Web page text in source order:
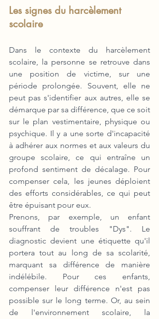
Les signes du harcèlement
scolaire
Dans le contexte du harcèlement
scolaire, la personne se retrouve dans
une position de victime, sur une
période prolongée. Souvent, elle ne
peut pas s'identifier aux autres, elle se
démarque par sa différence, que ce soit
sur le plan vestimentaire, physique ou
psychique. Il y a une sorte d'incapacité
à adhérer aux normes et aux valeurs du
groupe scolaire, ce qui entraîne un
profond sentiment de décalage. Pour
compenser cela, les jeunes déploient
des efforts considérables, ce qui peut
être épuisant pour eux.
Prenons, par exemple, un enfant
souffrant de troubles "Dys". Le
diagnostic devient une étiquette qu'il
portera tout au long de sa scolarité,
marquant sa différence de manière
indélébile. Pour ces enfants,
compenser leur différence n'est pas
possible sur le long terme. Or, au sein
de l'environnement scolaire, la